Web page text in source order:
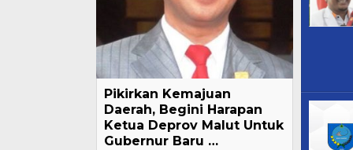
Pikirkan Kemajuan
Daerah, Begini Harapan
Ketua Deprov Malut Untuk
Gubernur Baru …